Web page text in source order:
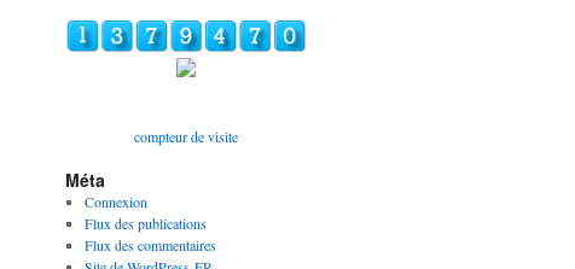
compteur de visite
Méta
Connexion
Flux des publications
Flux des commentaires